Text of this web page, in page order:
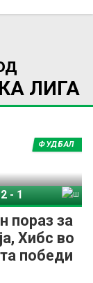
ЛИГА
пораз за
Хибс во
победи
ФУДБАЛ
2 - 1